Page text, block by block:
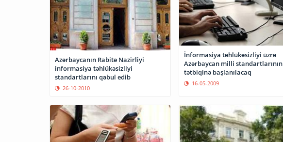
Azərbaycanın Rabitə Nazirliyi
informasiya təhlükəsizliyi
standartlarını qəbul edib
26-10-2010
İnformasiya təhlükəsizliyi üzrə
Azərbaycan milli standartlarının
tətbiqinə başlanılacaq
16-05-2009